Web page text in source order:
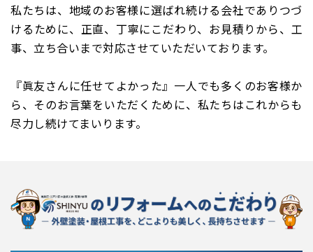
私たちは、地域のお客様に選ばれ続ける会社でありつづ
けるために、正直、丁寧にこだわり、お見積りから、工
事、立ち合いまで対応させていただいております。
『眞友さんに任せてよかった』一人でも多くのお客様か
ら、そのお言葉をいただくために、私たちはこれからも
尽力し続けてまいります。